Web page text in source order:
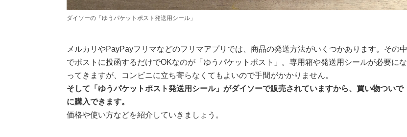
ダイソーの「ゆうパケットポスト発送用シール」
メルカリやPayPayフリマなどのフリマアプリでは、商品の発送方法がいくつかあります。その中
でポストに投函するだけでOKなのが「ゆうパケットポスト」。専用箱や発送用シールが必要にな
ってきますが、コンビニに立ち寄らなくてもよいので手間がかかりません。
そして「ゆうパケットポスト発送用シール」がダイソーで販売されていますから、買い物ついで
に購入できます。
価格や使い方などを紹介していきましょう。